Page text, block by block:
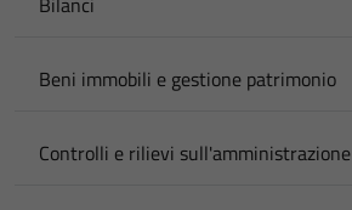
Beni immobili e gestione patrimonio
Controlli e rilievi sull'amministrazione